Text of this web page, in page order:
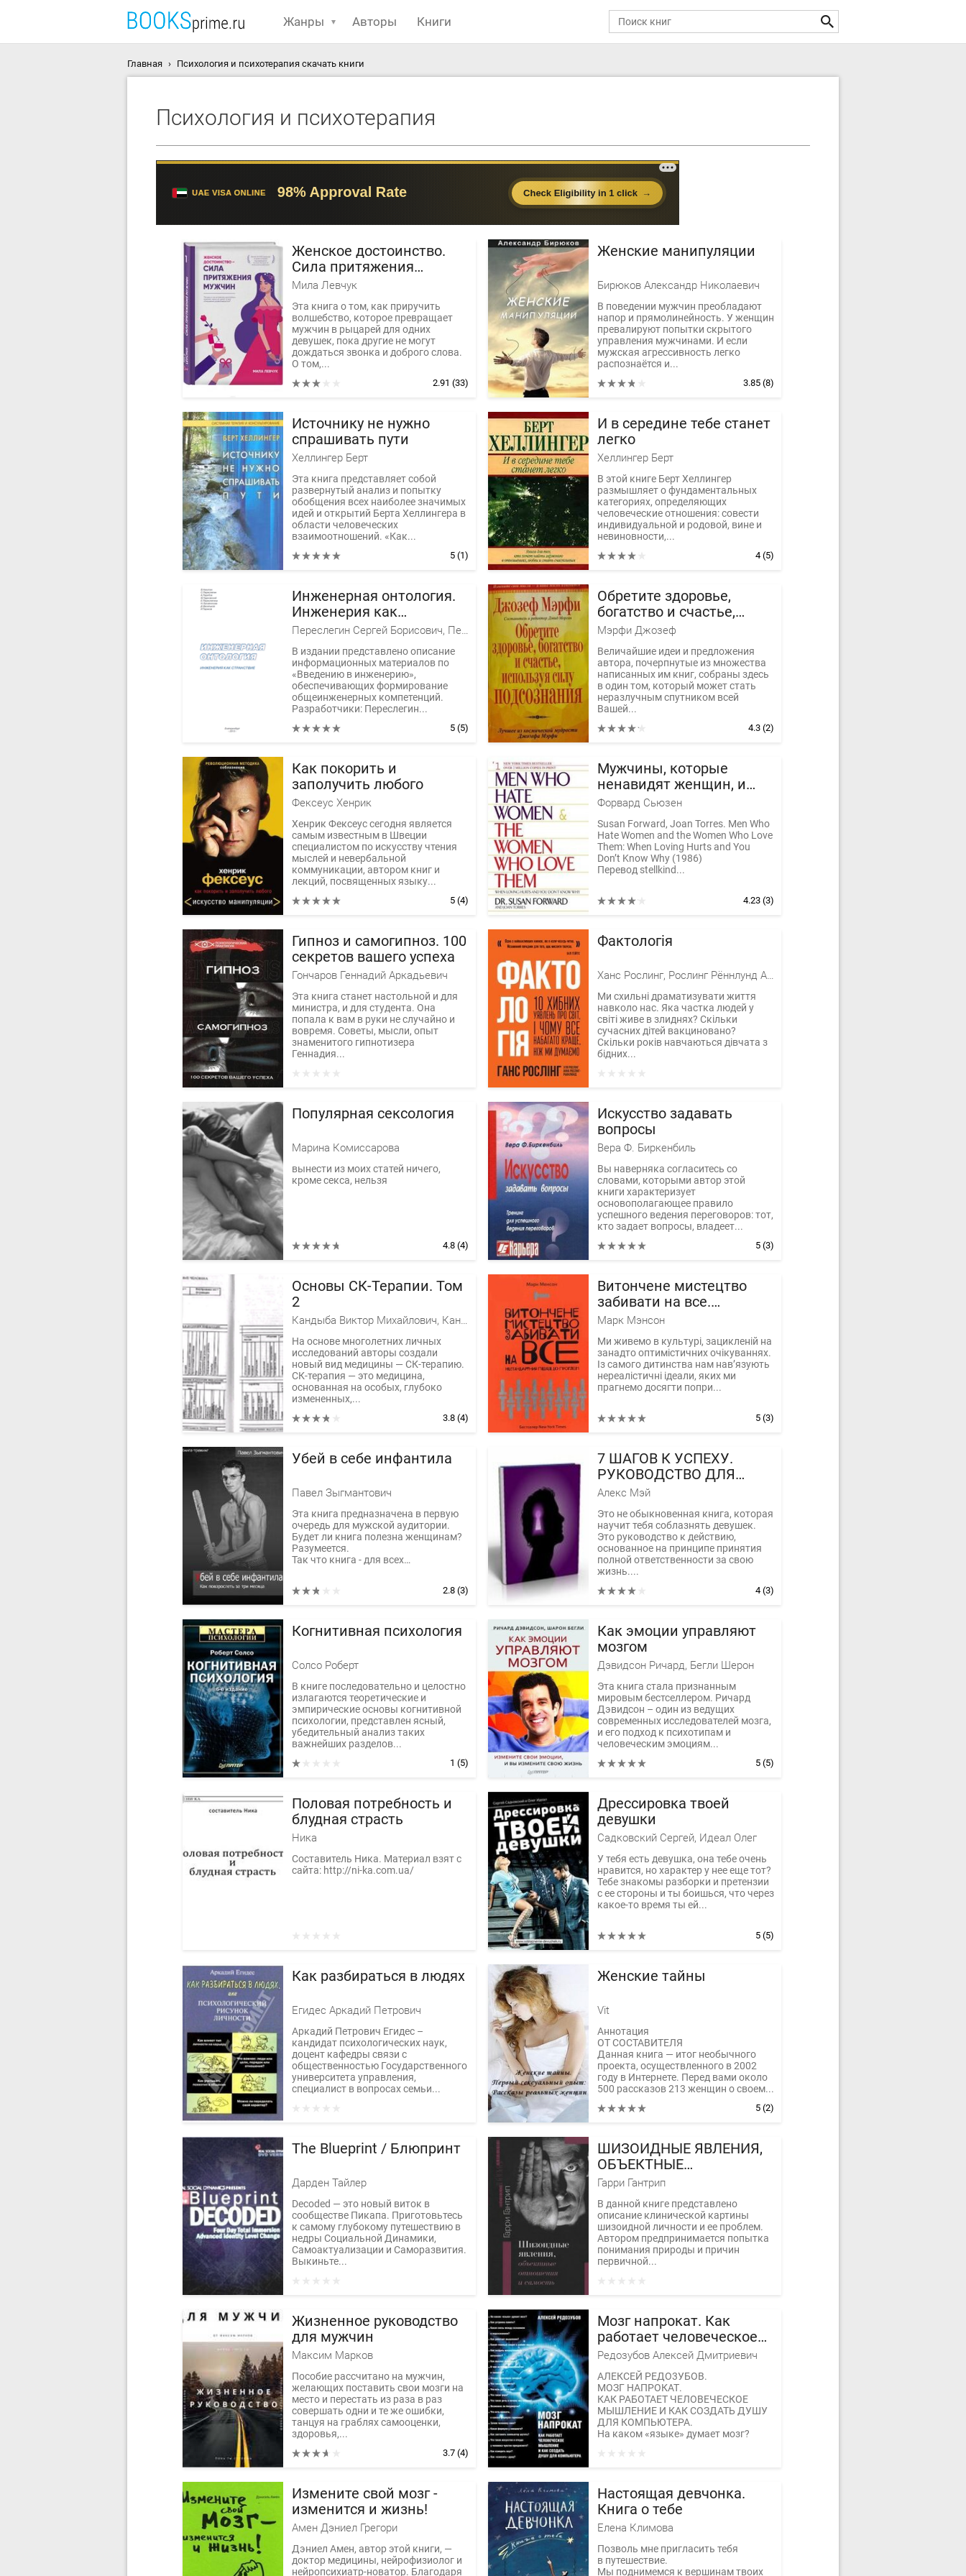
Жанры Авторы Книги
Главная Психология и психотерапия скачать книги
Психология и психотерапия
Женское достоинство.
Сила притяжения
мужчин
Мила Левчук
Эта книга о том, как приручить
волшебство, которое превращает
мужчин в рыцарей для одних
девушек, пока другие не могут
дождаться звонка и доброго слова.
О том,...
2.91 (33)
Женские манипуляции
Бирюков Александр Николаевич
В поведении мужчин преобладают
напор и прямолинейность. У женщин
превалируют попытки скрытого
управления мужчинами. И если
мужская агрессивность легко
распознаётся и...
3.85(8)
Источнику не нужно
спрашивать пути
Хеллингер Берт
Эта книга представляет собой
развернутый анализ и попытку
обобще­ния всех наиболее значимых
идей и открытий Берта Хеллингера в
области человеческих
взаимоотношений. «Как...
5 (1)
И в середине тебе станет
легко
Хеллингер Берт
В этой книге Берт Хеллингер
размышляет о фундаментальных
категориях, определяющих
человеческие отношения: совести
индивидуальной и родовой, вине и
невиновности,...
4(5)
Инженерная онтология.
Инженерия как
странствие
Переслегин Сергей Борисович, Переслегина Елена Борисовна, Никитин Владимир Африканович, Парибок А., Чудновский Ю., Васильков Д., Тариков И., Луковникова Наталья
В издании представлено описание
информационных материалов по
«Введению в инженерию»,
обеспечивающих формирование
общеинженерных компетенций.
Разработчики: Переслегин...
5 (5)
Обретите здоровье,
богатство и счастье,
используя силу
подсознания
Мэрфи Джозеф
Величайшие идеи и предложения
автора, почерпнутые из множества
написанных им книг, собраны здесь
в один том, который может стать
неразлучным спутником всей
Вашей...
4.3(2)
Как покорить и
заполучить любого
Фексеус Хенрик
Хенрик Фексеус сегодня является
самым известным в Швеции
специалистом по искусству чтения
мыслей и невербальной
коммуникации, автором книг и
лекций, посвященных языку...
5 (4)
Мужчины, которые
ненавидят женщин, и
женщины, которые их
любят
Форвард Сьюзен
Susan Forward, Joan Torres. Men Who
Hate Women and the Women Who Love
Them: When Loving Hurts and You
Don’t Know Why (1986)
Перевод stellkind...
4.23(3)
Гипноз и самогипноз. 100
секретов вашего успеха
Гончаров Геннадий Аркадьевич
Эта книга станет настольной и для
министра, и для студента. Она
попала к вам в руки не случайно и
вовремя. Советы, мысли, опыт
знаменитого гипнотизера
Геннадия...
Фактологія
Ханс Рослинг, Рослинг Рённлунд Анна, Рослинг Ула
Ми схильні драматизувати життя
навколо нас. Яка частка людей у
світі живе в злиднях? Скільки
сучасних дітей вакциновано?
Скільки років навчаються дівчата з
бідних...
Популярная сексология
Марина Комиссарова
вынести из моих статей ничего,
кроме секса, нельзя
4.8 (4)
Искусство задавать
вопросы
Вера Ф. Биркенбиль
Вы наверняка согласитесь со
словами, которыми автор этой
книги характеризует
основополагающее правило
успешного ведения переговоров: тот,
кто задает вопросы, владеет...
5(3)
Основы СК-Терапии. Том
2
Кандыба Виктор Михайлович, Кандыба Дмитрий Викторович
На основе многолетних личных
исследований авторы создали
новый вид медицины — СК-терапию.
СК-терапия — это медицина,
основанная на особых, глубоко
измененных,...
3.8 (4)
Витончене мистецтво
забивати на все.
Нестандартний підхід до
проблем
Марк Мэнсон
Ми живемо в культурі, зацикленій на
занадто оптимістичних очікуваннях.
Із самого дитинства нам нав’язують
нереалістичні ідеали, яких ми
прагнемо досягти попри...
5(3)
Убей в себе инфантила
Павел Зыгмантович
Эта книга предназначена в первую
очередь для мужской аудитории.
Будет ли книга полезна женщинам?
Разумеется.
Так что книга - для всех…
2.8 (3)
7 ШАГОВ К УСПЕХУ.
РУКОВОДСТВО ДЛЯ
УМНЫХ МУЖЧИН
Алекс Мэй
Это не обыкновенная книга, которая
научит тебя соблазнять девушек.
Это руководство к действию,
основанное на принципе принятия
полной ответственности за свою
жизнь....
4(3)
Когнитивная психология
Солсо Роберт
В книге последовательно и целостно
излагаются теоретические и
эмпирические основы когнитивной
психологии, представлен ясный,
убедительный анализ таких
важнейших разделов...
1 (5)
Как эмоции управляют
мозгом
Дэвидсон Ричард, Бегли Шерон
Эта книга стала признанным
мировым бестселлером. Ричард
Дэвидсон – один из ведущих
современных исследователей мозга,
и его подход к психотипам и
человеческим эмоциям...
5(5)
Половая потребность и
блудная страсть
Ника
Составитель Ника. Материал взят с
сайта: http://ni-ka.com.ua/
Дрессировка твоей
девушки
Садковский Сергей, Идеал Олег
У тебя есть девушка, она тебе очень
нравится, но характер у нее еще тот?
Тебе знакомы разборки и претензии
с ее стороны и ты боишься, что через
какое-то время ты ей...
5(5)
Как разбираться в людях
Егидес Аркадий Петрович
Аркадий Петрович Егидес –
кандидат психологических наук,
доцент кафедры связи с
общественностью Государственного
университета управления,
специалист в вопросах семьи...
Женские тайны
Vit
Аннотация
ОТ СОСТАВИТЕЛЯ
Данная книга — итог необычного
проекта, осуществленного в 2002
году в Интернете. Перед вами около
500 рассказов 213 женщин о своем...
5(2)
The Blueprint / Блюпринт
Дарден Тайлер
Decoded — это новый виток в
сообществе Пикапа. Приготовьтесь
к самому глубокому путешествию в
недры Социальной Динамики,
Самоактуализации и Саморазвития.
Выкиньте...
ШИЗОИДНЫЕ ЯВЛЕНИЯ,
ОБЪЕКТНЫЕ
ОТНОШЕНИЯ И САМОСТЬ
Гарри Гантрип
В данной книге представлено
описание клинической картины
шизоидной личности и ее проблем.
Автором предпринимается попытка
понимания природы и причин
первичной...
Жизненное руководство
для мужчин
Максим Марков
Пособие рассчитано на мужчин,
желающих поставить свои мозги на
место и перестать из раза в раз
совершать одни и те же ошибки,
танцуя на граблях самооценки,
здоровья,...
3.7 (4)
Мозг напрокат. Как
работает человеческое
мышление и как создать
душу для компьютера
Редозубов Алексей Дмитриевич
АЛЕКСЕЙ РЕДО3УБОВ.
МОЗГ НАПРОКАТ.
КАК РАБОТАЕТ ЧЕЛОВЕЧЕСКОЕ
МЫШЛЕНИЕ И КАК СОЗДАТЬ ДУШУ
ДЛЯ КОМПЬЮТЕРА.
На каком «языке» думает мозг?
Измените свой мозг -
изменится и жизнь!
Амен Дэниел Грегори
Дэниел Амен, автор этой книги, —
доктор медицины, нейрофизиолог и
нейропсихиатр-новатор. Благодаря
Настоящая девчонка.
Книга о тебе
Елена Климова
Позволь мне пригласить тебя
в путешествие.
Мы поднимемся к вершинам твоих